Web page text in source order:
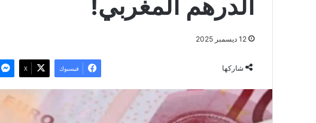
الدرهم المغربي!
12 ديسمبر 2025
شاركها فيسبوك ‫X